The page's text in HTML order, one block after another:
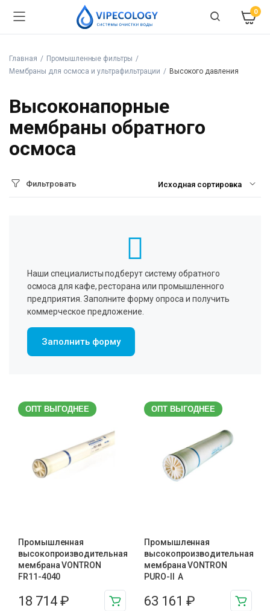
0
Главная
Промышленные фильтры
Мембраны для осмоса и ультрафильтрации
Высокого давления
Высоконапорные
мембраны обратного
осмоса
Фильтровать
Наши специалисты подберут систему обратного
осмоса для кафе, ресторана или промышленного
предприятия. Заполните форму опроса и получить
коммерческое предложение.
Заполнить форму
ОПТ ВЫГОДНЕЕ
Промышленная
высокопроизводительная
мембрана VONTRON
FR11-4040
18 714 ₽
ОПТ ВЫГОДНЕЕ
Промышленная
высокопроизводительная
мембрана VONTRON
PURO-II А
63 161 ₽